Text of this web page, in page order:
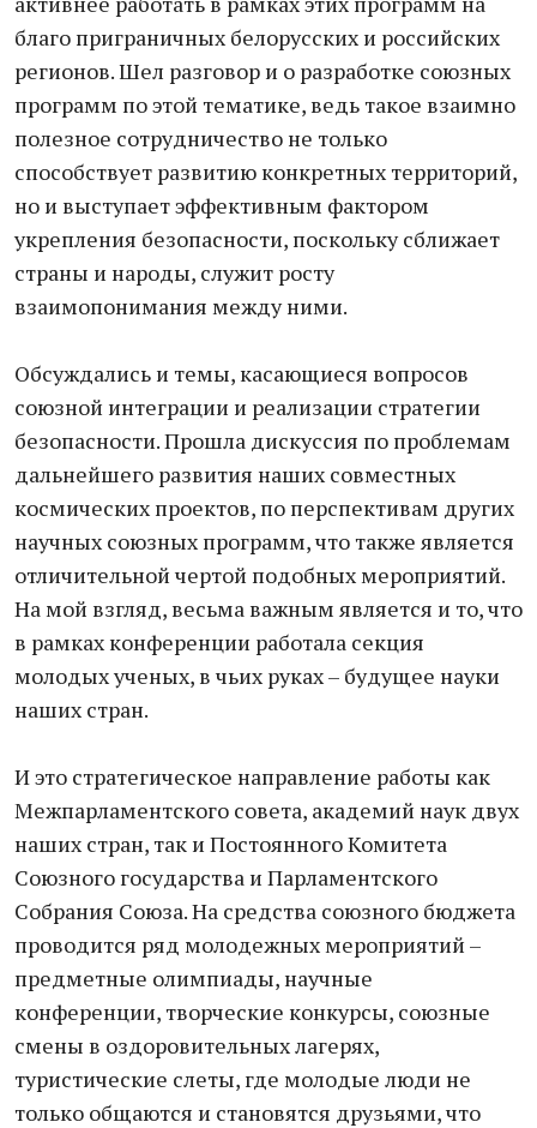
благо приграничных белорусских и российских
регионов. Шел разговор и о разработке союзных
программ по этой тематике, ведь такое взаимно
полезное сотрудничество не только
способствует развитию конкретных территорий,
но и выступает эффективным фактором
укрепления безопасности, поскольку сближает
страны и народы, служит росту
взаимопонимания между ними.
Обсуждались и темы, касающиеся вопросов
союзной интеграции и реализации стратегии
безопасности. Прошла дискуссия по проблемам
дальнейшего развития наших совместных
космических проектов, по перспективам других
научных союзных программ, что также является
отличительной чертой подобных мероприятий.
На мой взгляд, весьма важным является и то, что
в рамках конференции работала секция
молодых ученых, в чьих руках – будущее науки
наших стран.
И это стратегическое направление работы как
Межпарламентского совета, академий наук двух
наших стран, так и Постоянного Комитета
Союзного государства и Парламентского
Собрания Союза. На средства союзного бюджета
проводится ряд молодежных мероприятий –
предметные олимпиады, научные
конференции, творческие конкурсы, союзные
смены в оздоровительных лагерях,
туристические слеты, где молодые люди не
только общаются и становятся друзьями, что